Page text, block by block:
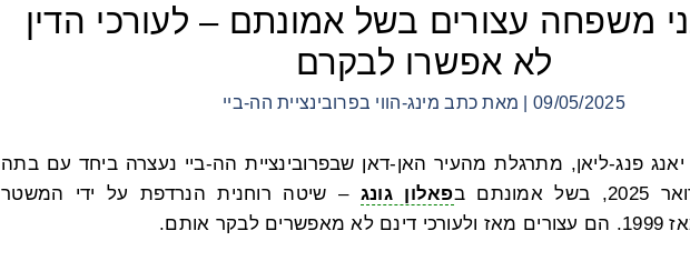
משפחה עצורים בשל אמונתם – לעורכי הדין
לא אפשרו לבקרם
09/05/2025 | מאת כתב מינג-הווי בפרובינציית הה-ביי
יאנג פנג-ליאן, מתרגלת מהעיר האן-דאן שבפרובינציית הה-ביי נעצרה ביחד עם בתה
פאלון גונג – שיטה רוחנית הנרדפת על ידי המשטר
אותם.